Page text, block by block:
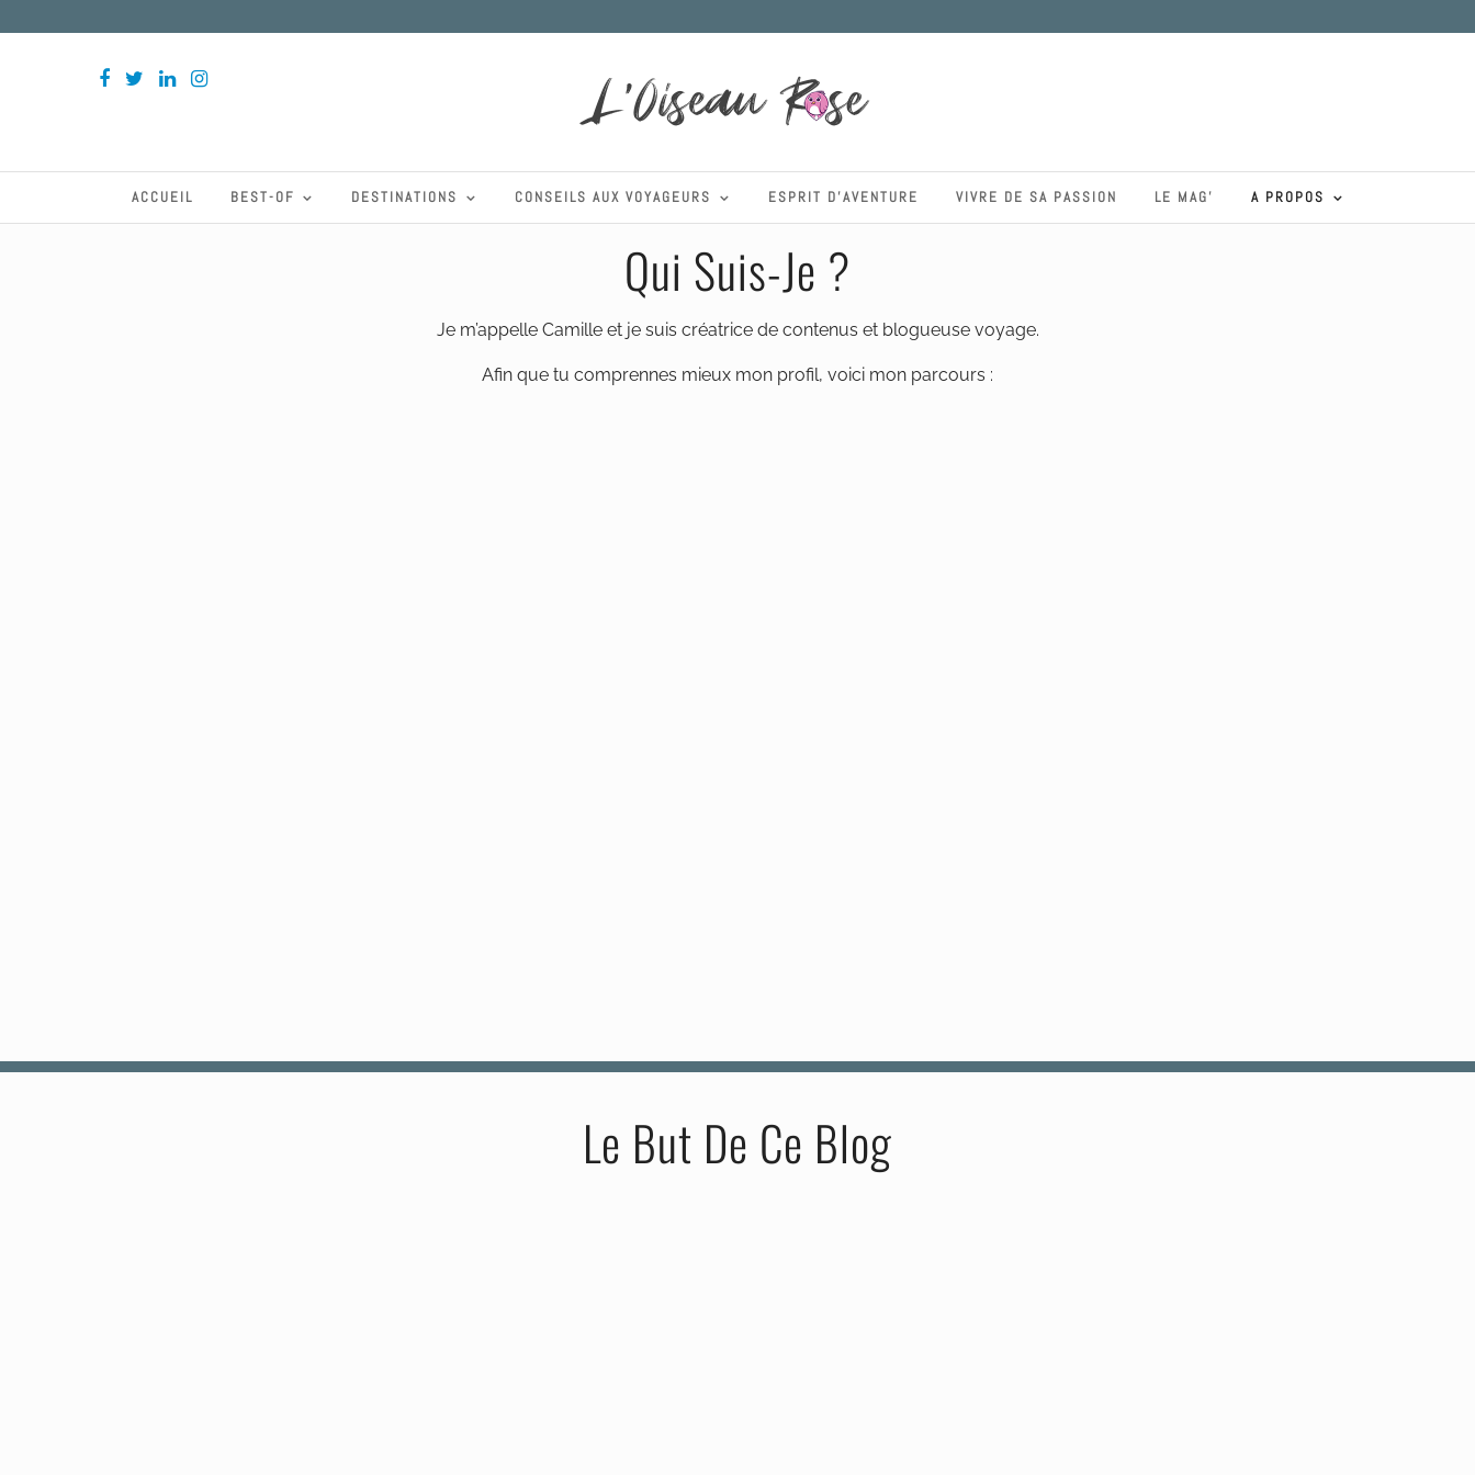
ACCUEIL BEST-OF DESTINATIONS CONSEILS AUX VOYAGEURS ESPRIT D’AVENTURE VIVRE DE SA PASSION LE MAG’ A PROPOS
Qui Suis-Je ?
Je m’appelle Camille et je suis créatrice de contenus et blogueuse voyage.
Afin que tu comprennes mieux mon profil, voici mon parcours :
Le But De Ce Blog